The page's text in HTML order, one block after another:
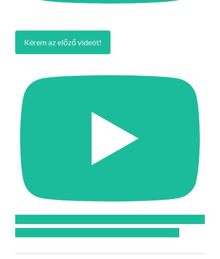
Kérem az előző videót!